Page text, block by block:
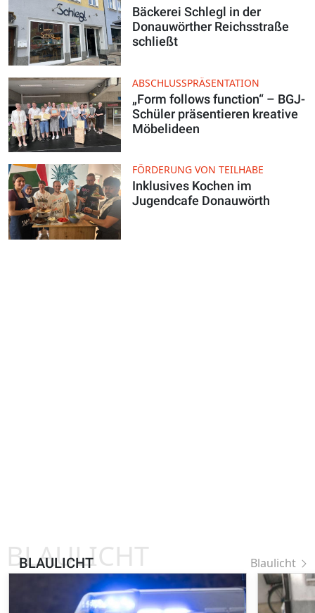
Bäckerei Schlegl in der
Donauwörther Reichsstraße
schließt
ABSCHLUSSPRÄSENTATION
„Form follows function“ – BGJ-
Schüler präsentieren kreative
Möbelideen
FÖRDERUNG VON TEILHABE
Inklusives Kochen im
Jugendcafe Donauwörth
BLAULICHT
BLAULICHT Blaulicht